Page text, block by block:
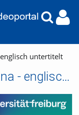
untertitelt
ZEIT für X - Edoardo Milana - englisch untertitelt